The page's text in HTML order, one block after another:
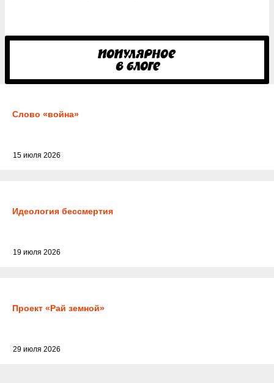
Слово «война»
15 июля 2026
Идеология бессмертия
19 июля 2026
Проект «Рай земной»
29 июля 2026